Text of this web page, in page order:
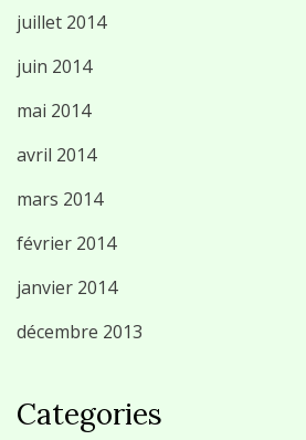
juillet 2014
juin 2014
mai 2014
avril 2014
mars 2014
février 2014
janvier 2014
décembre 2013
Categories